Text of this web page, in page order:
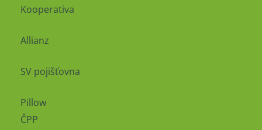
Kooperativa
Allianz
SV pojišťovna
Pillow
ČPP